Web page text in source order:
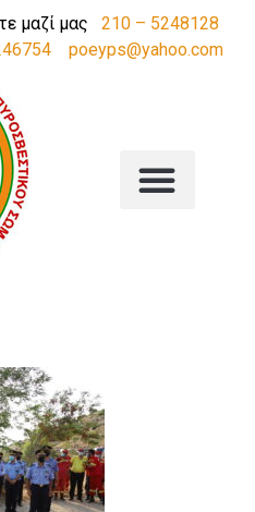
μαζί μας 210 – 5248128
poeyps@yahoo.com